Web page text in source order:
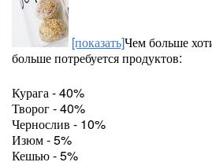
[показать]Чем больше
больше потребуется продуктов:
Курага - 40%
Творог - 40%
Чернослив - 10%
Изюм - 5%
Кешью - 5%